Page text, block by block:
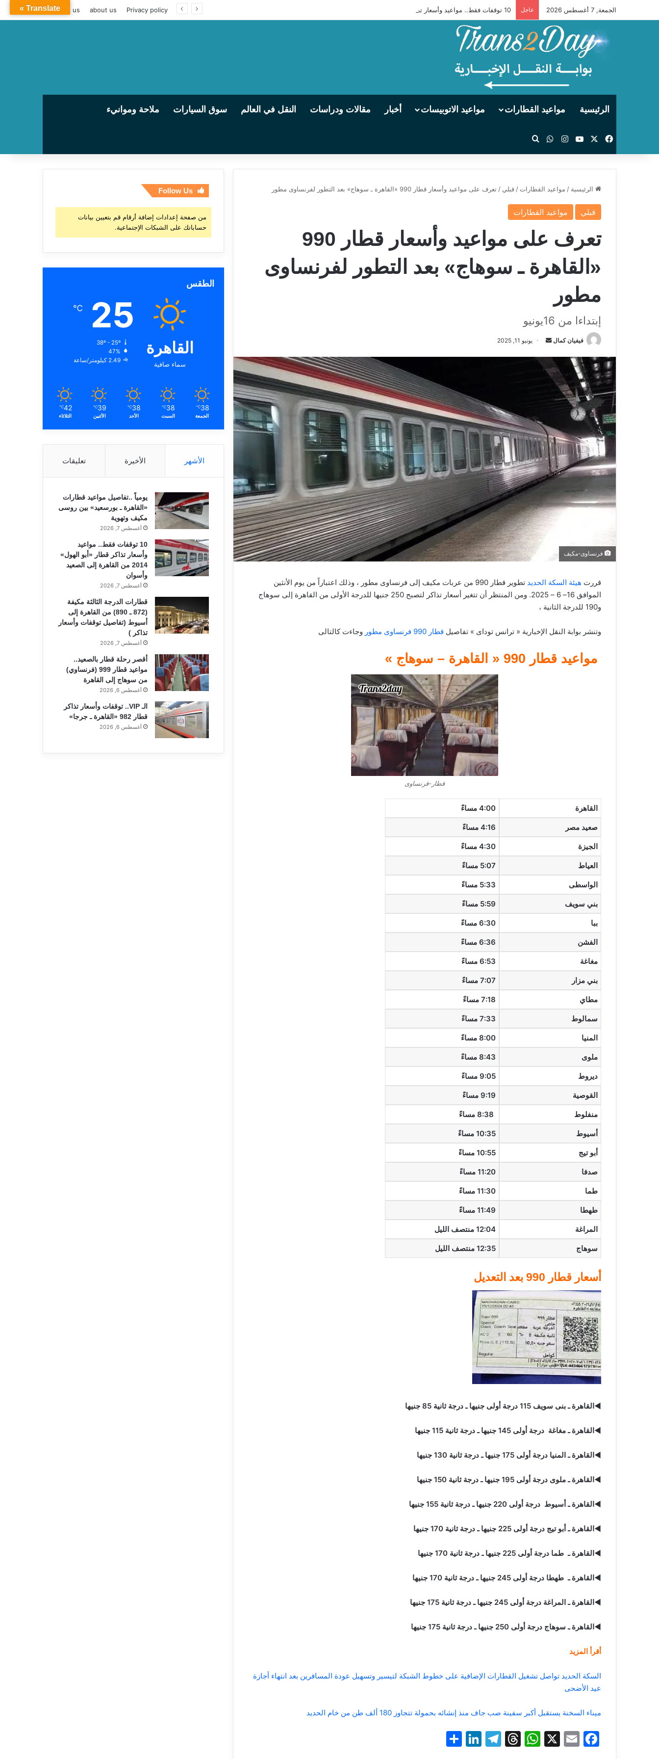
الجمعة, 7 أغسطس 2026 عاجل 10 توقفات فقط.. مواعيد وأسعار تذاكر قطار «أبو الهول» 2014 من القاهرة إلى الصعيد وأسوان Privacy policy
about us
contact us
الرئيسية مواعيد القطارات مواعيد الاتوبيسات أخبار مقالات ودراسات النقل في العالم سوق السيارات ملاحة وموانيء
فيسبوك ‫YouTubeانستقرام
واتساب
الرئيسية / مواعيد القطارات / قبلي / تعرف على مواعيد وأسعار قطار 990 «القاهرة ـ سوهاج» بعد التطور لفرنساوى مطور
قبلي مواعيد القطارات
تعرف على مواعيد وأسعار قطار 990
«القاهرة ـ سوهاج» بعد التطور لفرنساوى
مطور
إبتداءا من 16يونيو
فيفيان كمال
س
د
ا
إ
ل
ك
ت
و
يونيو 11, 2025
فرنساوى-مكيف
قررت هيئة السكة الحديد
تطوير قطار 990 من عربات مكيف إلى فرنساوى مطور ، وذلك اعتباراً من يوم الأنثين
الموافق 16– 6 – 2025. ومن المنتظر أن تتغير أسعار تذاكر لتصبح 250 جنيها للدرجة الأولى من القاهرة إلى سوهاج
و190 للدرجة الثانية ،
وتنشر بوابة النقل الإخبارية « ترانس توداى » تفاصيل قطار 990 فرنساوى مطور وجاءت كالتالى
مواعيد قطار 990 « القاهرة – سوهاج »
قطار-قرنساوى
القاهرة 4:00 مساءً
صعيد مصر 4:16 مساءً
الجيزة 4:30 مساءً
العياط 5:07 مساءً
الواسطى 5:33 مساءً
بني سويف 5:59 مساءً
ببا 6:30 مساءً
الفشن 6:36 مساءً
مغاغة 6:53 مساءً
بني مزار 7:07 مساءً
مطاي 7:18 مساءً
سمالوط 7:33 مساءً
المنيا 8:00 مساءً
ملوى 8:43 مساءً
ديروط 9:05 مساءً
القوصية 9:19 مساءً
منفلوط
أسيوط 10:35 مساءً
أبو تيج 10:55 مساءً
صدفا 11:20 مساءً
طما 11:30 مساءً
طهطا 11:49 مساءً
المراغة 12:04 منتصف الليل
سوهاج 12:35 منتصف الليل
أسعار قطار 990 بعد التعديل
◄القاهرة ـ بنى سويف 115 درجة أولى جنيها ـ درجة ثانية 85 جنيها
◄القاهرة ـ مغاغة درجة أولى 145 جنيها ـ درجة ثانية 115 جنيها
◄القاهرة ـ المنيا درجة أولى 175 جنيها ـ درجة ثانية 130 جنيها
◄القاهرة ـ ملوى درجة أولى 195 جنيها ـ درجة ثانية 150 جنيها
◄القاهرة ـ أسيوط درجة أولى 220 جنيها ـ درجة ثانية 155 جنيها
◄القاهرة ـ أبو تيج درجة أولى 225 جنيها ـ درجة ثانية 170 جنيها
◄القاهرة ـ طما درجة أولى 225 جنيها ـ درجة ثانية 170 جنيها
◄القاهرة ـ طهطا درجة أولى 245 جنيها ـ درجة ثانية 170 جنيها
◄القاهرة ـ المراغة درجة أولى 245 جنيها ـ درجة ثانية 175 جنيها
◄القاهرة ـ سوهاج درجة أولى 250 جنيها ـ درجة ثانية 175 جنيها
أقرأ المزيد
السكة الحديد تواصل تشغيل القطارات الإضافية على خطوط الشبكة لتيسير وتسهيل عودة المسافرين بعد انتهاء أجازة
عيد الأضحى
ميناء السخنة يستقبل أكبر سفينة صب جاف منذ إنشائه بحمولة تتجاوز 180 ألف طن من خام الحديد
F
E
X
W
T
T
Li
Follow Us
من صفحة إعدادات إضافة أرقام قم بتعيين بيانات
حساباتك على الشبكات الإجتماعية.
الطقس
القاهرة
سماء صافية
25
℃
38º - 25º
47%
2.49 كيلومتر/ساعة
38
℃
الجمعة
38
℃
السبت
38
℃
الأحد
39
℃
الأثنين
42
℃
الثلاثاء
الأشهر الأخيرة تعليقات
يومياً ..تفاصيل مواعيد قطارات
«القاهرة ـ بورسعيد» بين روسى
مكيف وتهوية
أغسطس 7, 2026
10 توقفات فقط.. مواعيد
وأسعار تذاكر قطار «أبو الهول»
2014 من القاهرة إلى الصعيد
وأسوان
أغسطس 7, 2026
قطارات الدرجة الثالثة مكيفة
(872 ـ 890) من القاهرة إلى
أسيوط (تفاصيل توقفات وأسعار
تذاكر )
أغسطس 7, 2026
أقصر رحلة قطار بالصعيد..
مواعيد قطار 999 (فرنساوي)
من سوهاج إلى القاهرة
أغسطس 6, 2026
الـ VIP.. توقفات وأسعار تذاكر
قطار 982 «القاهرة ـ جرجا»
أغسطس 6, 2026
Translate »